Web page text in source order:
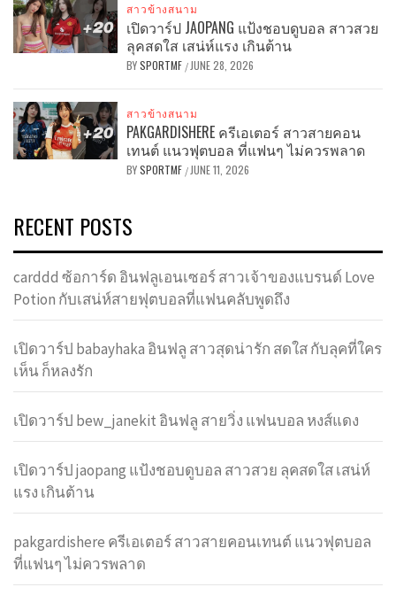
สาวข้างสนาม
เปิดวาร์ป JAOPANG แป้งชอบดูบอล สาวสวย
ลุคสดใส เสน่ห์แรง เกินต้าน
BYSPORTMF / JUNE 28, 2026
สาวข้างสนาม
PAKGARDISHERE ครีเอเตอร์ สาวสายคอน
เทนต์ แนวฟุตบอล ที่แฟนๆ ไม่ควรพลาด
BYSPORTMF / JUNE 11, 2026
RECENT POSTS
carddd ซ้อการ์ด อินฟลูเอนเซอร์ สาวเจ้าของแบรนด์ Love
Potion กับเสน่ห์สายฟุตบอลที่แฟนคลับพูดถึง
เปิดวาร์ป babayhaka อินฟลู สาวสุดน่ารัก สดใส กับลุคที่ใคร
เห็น ก็หลงรัก
เปิดวาร์ป bew_janekit อินฟลู สายวิ่ง แฟนบอล หงส์แดง
เปิดวาร์ป jaopang แป้งชอบดูบอล สาวสวย ลุคสดใส เสน่ห์
แรง เกินต้าน
pakgardishere ครีเอเตอร์ สาวสายคอนเทนต์ แนวฟุตบอล
ที่แฟนๆ ไม่ควรพลาด